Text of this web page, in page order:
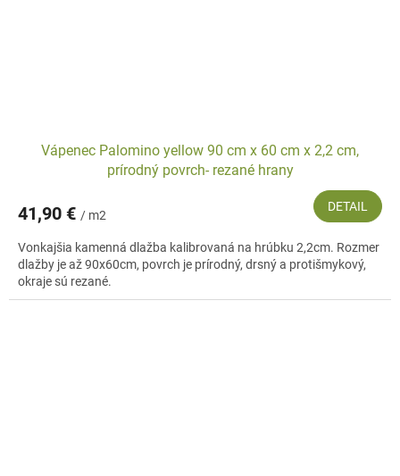
Vápenec Palomino yellow 90 cm x 60 cm x 2,2 cm,
prírodný povrch- rezané hrany
41,90 € / m2
DETAIL
Vonkajšia kamenná dlažba kalibrovaná na hrúbku 2,2cm. Rozmer
dlažby je až 90x60cm, povrch je prírodný, drsný a protišmykový,
okraje sú rezané.